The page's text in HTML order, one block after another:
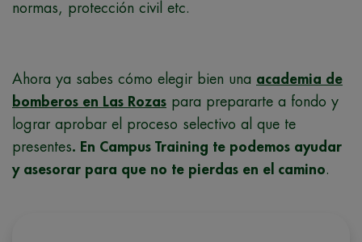
normas, protección civil etc.
Ahora ya sabes cómo elegir bien una academia de
bomberos en Las Rozas para prepararte a fondo y
lograr aprobar el proceso selectivo al que te
presentes. En Campus Training te podemos ayudar
y asesorar para que no te pierdas en el camino.